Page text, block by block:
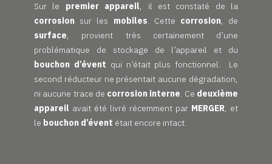
Sur le premier appareil, il est constaté de la
corrosion sur les mobiles. Cette corrosion, de
surface, provient très certainement d’une
problématique de stockage de l’appareil et du
bouchon d’évent qui n’était plus fonctionnel. Le
second réducteur ne présentait aucune dégradation,
ni aucune trace de corrosion interne. Ce deuxième
appareil avait été livré récemment par MERGER, et
le bouchon d’évent était encore intact.